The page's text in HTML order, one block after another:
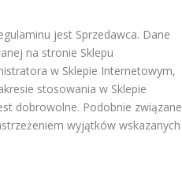
jest Sprzedawca. Dane
na stronie Sklepu
w Sklepie Internetowym,
stosowania w Sklepie
dobrowolne. Podobnie związane
wyjątków wskazanych